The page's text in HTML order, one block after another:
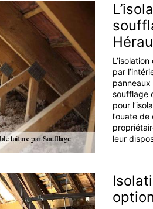
par
panneaux
soufflage
pour
l’ouate
leur